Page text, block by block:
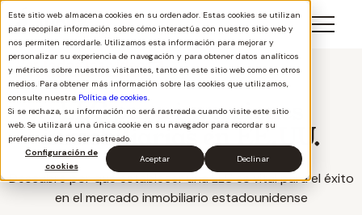
Este sitio web almacena cookies en su ordenador. Estas cookies se utilizan
para recopilar información sobre cómo interactúa con nuestro sitio web y
nos permiten recordarle. Utilizamos esta información para mejorar y
personalizar su experiencia de navegación y para obtener datos analíticos
y métricos sobre nuestros visitantes, tanto en este sitio web como en otros
medios. Para obtener más información sobre las cookies que utilizamos,
consulte nuestra Política de cookies.
Si se rechaza, su información no será rastreada cuando visite este sitio
web. Se utilizará una única cookie en su navegador para recordar su
preferencia de no ser rastreado.
Configuración de
cookies
Aceptar Declinar
Ver todos los videos
LLC para inversiones
inmobiliarias en EE.UU.
Descubre por qué establecer una LLC es vital para el éxito
en el mercado inmobiliario estadounidense